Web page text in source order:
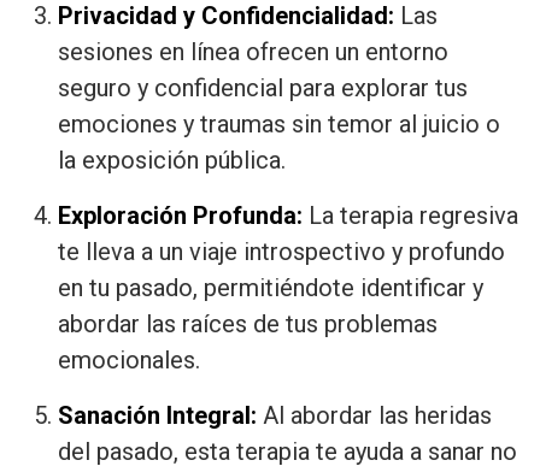
Privacidad y Confidencialidad: Las
sesiones en línea ofrecen un entorno
seguro y confidencial para explorar tus
emociones y traumas sin temor al juicio o
la exposición pública.
Exploración Profunda: La terapia regresiva
te lleva a un viaje introspectivo y profundo
en tu pasado, permitiéndote identificar y
abordar las raíces de tus problemas
emocionales.
Sanación Integral: Al abordar las heridas
del pasado, esta terapia te ayuda a sanar no